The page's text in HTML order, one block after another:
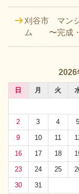
刈谷市 マン
ム 〜完成・
2026
日 月 火
2 3 4 5
9 10 11
16 17 18
23 24 25
30 31